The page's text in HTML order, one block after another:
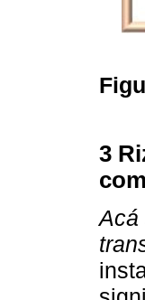
3
Acá